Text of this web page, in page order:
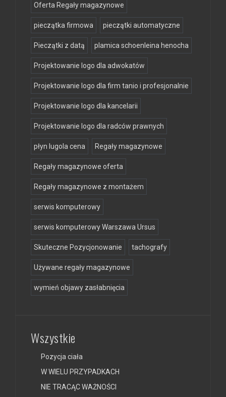
Oferta Regały magazynowe
pieczątka firmowa pieczątki automatyczne
Pieczątki z datą plamica schoenleina henocha
Projektowanie logo dla adwokatów
Projektowanie logo dla firm tanio i profesjonalnie
Projektowanie logo dla kancelarii
Projektowanie logo dla radców prawnych
płyn lugola cena Regały magazynowe
Regały magazynowe oferta
Regały magazynowe z montażem
serwis komputerowy
serwis komputerowy Warszawa Ursus
Skuteczne Pozycjonowanie tachografy
Używane regały magazynowe
wymień objawy zasłabnięcia
Wszystkie
Pozycja ciała
W WIELU PRZYPADKACH
NIE TRACĄC WAŻNOŚCI